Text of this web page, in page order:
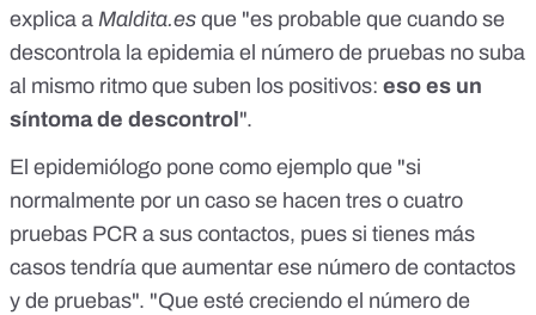
explica a Maldita.es que "es probable que cuando se
descontrola la epidemia el número de pruebas no suba
al mismo ritmo que suben los positivos: eso es un
síntoma de descontrol ".
El epidemiólogo pone como ejemplo que "si
normalmente por un caso se hacen tres o cuatro
pruebas PCR a sus contactos, pues si tienes más
casos tendría que aumentar ese número de contactos
y de pruebas". "Que esté creciendo el número de